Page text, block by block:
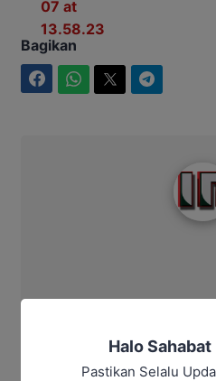
Bagikan
Halo
Pastikan Selalu